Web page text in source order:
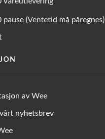
pause (Ventetid må påregnes)
av Wee
nyhetsbrev